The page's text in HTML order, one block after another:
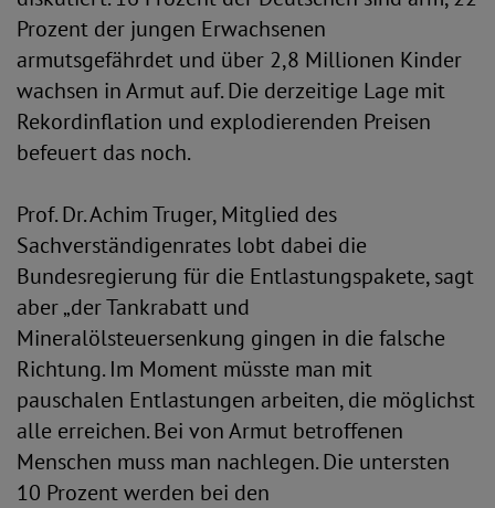
Prozent der jungen Erwachsenen
armutsgefährdet und über 2,8 Millionen Kinder
wachsen in Armut auf. Die derzeitige Lage mit
Rekordinflation und explodierenden Preisen
befeuert das noch.
Prof. Dr. Achim Truger, Mitglied des
Sachverständigenrates lobt dabei die
Bundesregierung für die Entlastungspakete, sagt
aber „der Tankrabatt und
Mineralölsteuersenkung gingen in die falsche
Richtung. Im Moment müsste man mit
pauschalen Entlastungen arbeiten, die möglichst
alle erreichen. Bei von Armut betroffenen
Menschen muss man nachlegen. Die untersten
10 Prozent werden bei den